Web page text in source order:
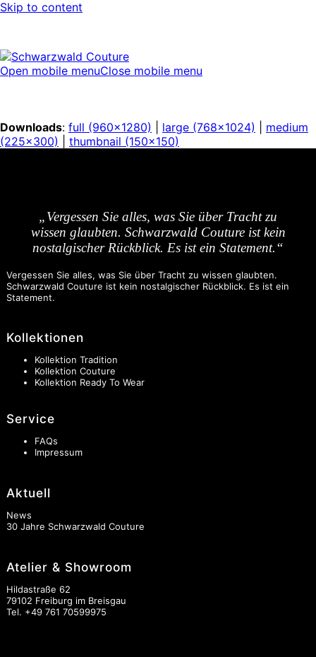
Skip to content
Open mobile menuClose mobile menu
Downloads: full (960x1280) large (768x1024)
medium
(225x300)
thumbnail (150x150)
„Vergessen Sie alles, was Sie über Tracht zu
wissen glaubten. Schwarzwald Couture ist kein
nostalgischer Rückblick. Es ist ein Statement.“
Vergessen Sie alles, was Sie über Tracht zu wissen glaubten.
Schwarzwald Couture ist kein nostalgischer Rückblick. Es ist ein
Statement.
Kollektionen
Kollektion Tradition
Kollektion Couture
Kollektion Ready To Wear
Service
FAQs
Impressum
Aktuell
News
30 Jahre Schwarzwald Couture
Atelier & Showroom
Hildastraße 62
79102 Freiburg im Breisgau
Tel. +49 761 70599975